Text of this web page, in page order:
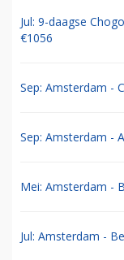
Jul: 9-daagse
€1056
Sep: Amsterdam -
Sep: Amsterdam -
Mei: Amsterdam -
Jul: Amsterdam -